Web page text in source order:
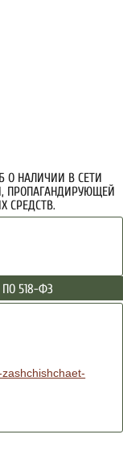
НАЛИЧИИ В СЕТИ
ПРОПАГАНДИРУЮЩЕЙ
СРЕДСТВ.
518-ФЗ